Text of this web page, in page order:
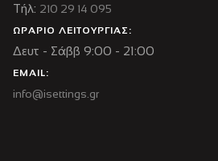
Τήλ: 210 29 14 095
ΩΡΑΡΙΟ ΛΕΙΤΟΥΡΓΙΑΣ:
Δευτ - Σάββ 9:00 - 21:00
EMAIL:
info@isettings.gr